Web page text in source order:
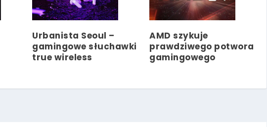
Urbanista Seoul –
gamingowe słuchawki
true wireless
AMD szykuje
prawdziwego potwora
gamingowego